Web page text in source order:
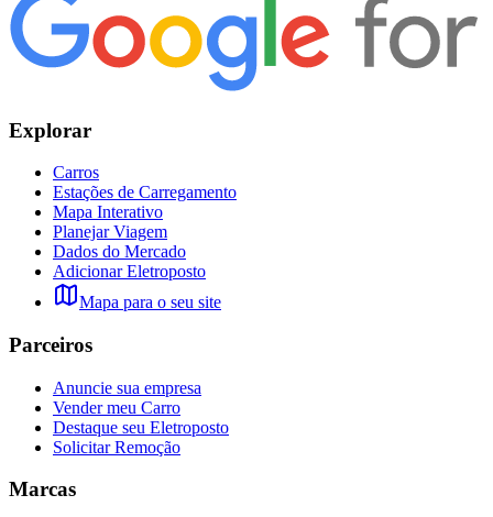
Explorar
Carros
Estações de Carregamento
Mapa Interativo
Planejar Viagem
Dados do Mercado
Adicionar Eletroposto
Mapa para o seu site
Parceiros
Anuncie sua empresa
Vender meu Carro
Destaque seu Eletroposto
Solicitar Remoção
Marcas